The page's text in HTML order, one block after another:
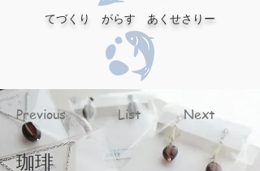
てづくり がらす あくせさりー
Previous List Next
珈琲